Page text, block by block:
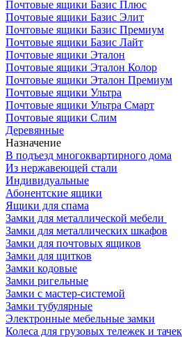
Почтовые ящики Базис Плюс
Почтовые ящики Базис Элит
Почтовые ящики Базис Премиум
Почтовые ящики Базис Лайт
Почтовые ящики Эталон
Почтовые ящики Эталон Колор
Почтовые ящики Эталон Премиум
Почтовые ящики Ультра
Почтовые ящики Ультра Смарт
Почтовые ящики Слим
Деревянные
Назначение
В подъезд многоквартирного дома
Из нержавеющей стали
Индивидуальные
Абонентские ящики
Ящики для спама
Замки для металлической мебели
Замки для металлических шкафов
Замки для почтовых ящиков
Замки для щитков
Замки кодовые
Замки ригельные
Замки с мастер-системой
Замки тубулярные
Электронные мебельные замки
Колеса для грузовых тележек и тачек